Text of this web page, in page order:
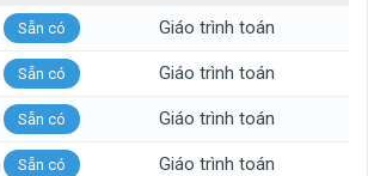
Sẵn có Giáo trình toán
Sẵn có Giáo trình toán
Sẵn có Giáo trình toán
Sẵn có Giáo trình toán